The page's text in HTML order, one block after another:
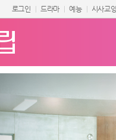
로그인 드라마 예능 시사교